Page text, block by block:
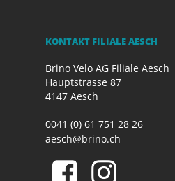
KONTAKT FILIALE AESCH
Brino Velo AG Filiale Aesch
Hauptstrasse 87
4147 Aesch
0041 (0) 61 751 28 26
aesch@brino.ch